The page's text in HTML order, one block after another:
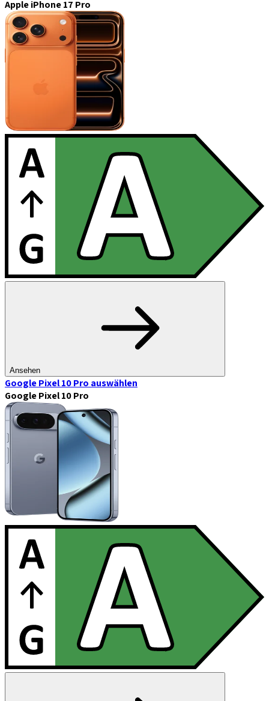
Apple iPhone 17 Pro
Ansehen
Google Pixel 10 Pro auswählen
Google Pixel 10 Pro